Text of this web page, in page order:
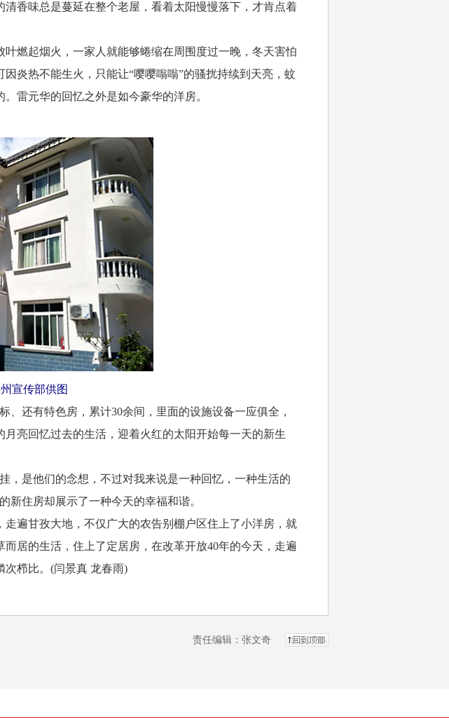
香味总是蔓延在整个老屋，看着太阳慢慢落下，才肯点着
起烟火，一家人就能够蜷缩在周围度过一晚，冬天害怕
炎热不能生火，只能让“嘤嘤嗡嗡”的骚扰持续到天亮，蚊
雷元华的回忆之外是如今豪华的洋房。
宣传部供图
还有特色房，累计30余间，里面的设施设备一应俱全，
亮回忆过去的生活，迎着火红的太阳开始每一天的新生
是他们的念想，不过对我来说是一种回忆，一种生活的
新住房却展示了一种今天的幸福和谐。
遍甘孜大地，不仅广大的农告别棚户区住上了小洋房，就
居的生活，住上了定居房，在改革开放40年的今天，走遍
次栉比。(闫景真 龙春雨)
责任编辑：张文奇